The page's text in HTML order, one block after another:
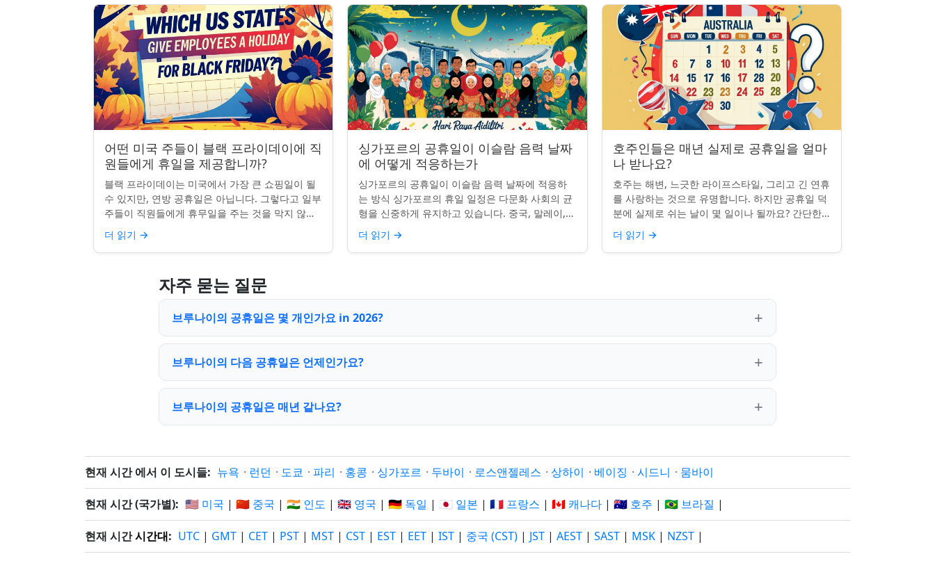
어떤 미국 주들이 블랙 프라이데이에 직
원들에게 휴일을 제공합니까?
블랙 프라이데이는 미국에서 가장 큰 쇼핑일이 될
수 있지만, 연방 공휴일은 아닙니다. 그렇다고 일부
주들이 직원들에게 휴무일을 주는 것을 막지 않죠.
전통, 소매업의 광란, 또는 단순히 추수감사절을 연
장하는 것과 관...
더 읽기 →
싱가포르의 공휴일이 이슬람 음력 날짜
에 어떻게 적응하는가
싱가포르의 공휴일이 이슬람 음력 날짜에 적응하
는 방식 싱가포르의 휴일 일정은 다문화 사회의 균
형을 신중하게 유지하고 있습니다. 중국, 말레이,
인도, 서양 전통의 주요 축하 행사를 포함하여, 나
라의 다양성을 반영합니...
더 읽기 →
호주인들은 매년 실제로 공휴일을 얼마
나 받나요?
호주는 해변, 느긋한 라이프스타일, 그리고 긴 연휴
를 사랑하는 것으로 유명합니다. 하지만 공휴일 덕
분에 실제로 쉬는 날이 몇 일이나 될까요? 간단한
질문처럼 들리지만, 답은 생각보다 명확하지 않을
수 있습니다. 거주...
더 읽기 →
자주 묻는 질문
브루나이의 공휴일은 몇 개인가요 in 2026?
브루나이의 다음 공휴일은 언제인가요?
브루나이의 공휴일은 매년 같나요?
현재 시간 에서 이 도시들: 뉴욕 · 런던 · 도쿄 · 파리 · 홍콩 · 싱가포르 · 두바이 · 로스앤젤레스 · 상하이 · 베이징 · 시드니 · 뭄바이
현재 시간 (국가별): 🇺🇸 미국 | 🇨🇳 중국 | 🇮🇳 인도 | 🇬🇧 영국 | 🇩🇪 독일 | 🇯🇵 일본 | 🇫🇷 프랑스 | 🇨🇦 캐나다 | 🇦🇺 호주 | 🇧🇷 브라질 |
현재 시간시간대: UTC | GMT | CET | PST | MST | CST | EST | EET | IST | 중국 (CST) | JST | AEST | SAST | MSK | NZST |